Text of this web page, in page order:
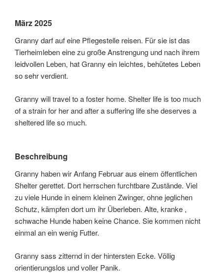
März 2025
Granny darf auf eine Pflegestelle reisen. Für sie ist das
Tierheimleben eine zu große Anstrengung und nach ihrem
leidvollen Leben, hat Granny ein leichtes, behütetes Leben
so sehr verdient.
Granny will travel to a foster home. Shelter life is too much
of a strain for her and after a suffering life she deserves a
sheltered life so much.
Beschreibung
Granny haben wir Anfang Februar aus einem öffentlichen
Shelter gerettet. Dort herrschen furchtbare Zustände. Viel
zu viele Hunde in einem kleinen Zwinger, ohne jeglichen
Schutz, kämpfen dort um ihr Überleben. Alte, kranke ,
schwache Hunde haben keine Chance. Sie kommen nicht
einmal an ein wenig Futter.
Granny sass zitternd in der hintersten Ecke. Völlig
orientierungslos und voller Panik.